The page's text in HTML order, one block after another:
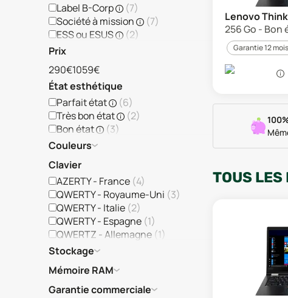
Label B-Corp
(7)
Société à mission
(7)
ESS ou ESUS
(2)
Prix
290€1059€
État esthétique
Parfait état
(6)
Très bon état
(2)
Bon état
(3)
Couleurs
Clavier
AZERTY - France (4)
QWERTY - Royaume-Uni (3)
QWERTY - Italie (2)
QWERTY - Espagne (1)
QWERTZ - Allemagne (1)
Stockage
Mémoire RAM
Garantie commerciale
Lenovo
256 Go - Bon
Garantie 12 mois
TOUS LES